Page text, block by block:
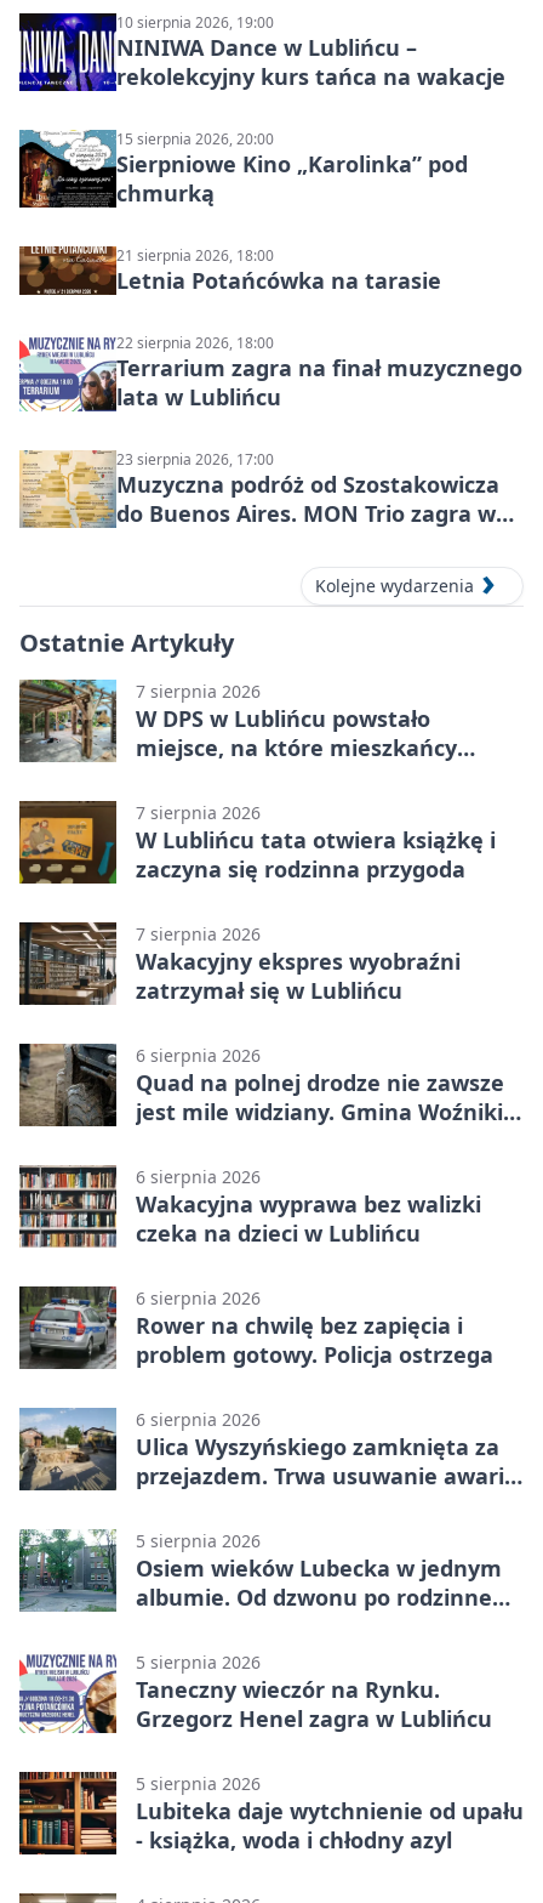
10 sierpnia 2026, 19:00
NINIWA Dance w Lublińcu –
rekolekcyjny kurs tańca na wakacje
15 sierpnia 2026, 20:00
Sierpniowe Kino „Karolinka” pod
chmurką
21 sierpnia 2026, 18:00
Letnia Potańcówka na tarasie
22 sierpnia 2026, 18:00
Terrarium zagra na finał muzycznego
lata w Lublińcu
23 sierpnia 2026, 17:00
Muzyczna podróż od Szostakowicza
do Buenos Aires. MON Trio zagra w
Kolejne wydarzenia
Ostatnie Artykuły
7 sierpnia 2026
W DPS w Lublińcu powstało
miejsce, na które mieszkańcy
7 sierpnia 2026
W Lublińcu tata otwiera książkę i
zaczyna się rodzinna przygoda
7 sierpnia 2026
Wakacyjny ekspres wyobraźni
zatrzymał się w Lublińcu
6 sierpnia 2026
Quad na polnej drodze nie zawsze
jest mile widziany. Gmina Woźniki
6 sierpnia 2026
Wakacyjna wyprawa bez walizki
czeka na dzieci w Lublińcu
6 sierpnia 2026
Rower na chwilę bez zapięcia i
problem gotowy. Policja ostrzega
6 sierpnia 2026
Ulica Wyszyńskiego zamknięta za
przejazdem. Trwa usuwanie awarii
5 sierpnia 2026
Osiem wieków Lubecka w jednym
albumie. Od dzwonu po rodzinne
5 sierpnia 2026
Taneczny wieczór na Rynku.
Grzegorz Henel zagra w Lublińcu
5 sierpnia 2026
Lubiteka daje wytchnienie od upału
- książka, woda i chłodny azyl